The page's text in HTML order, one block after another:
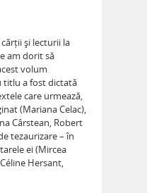
și lecturii la
am dorit să
volum
titlu a fost dictată
care urmează,
(Mariana Celac),
Cârstean, Robert
tezaurizare – în
ei (Mircea
Hersant,